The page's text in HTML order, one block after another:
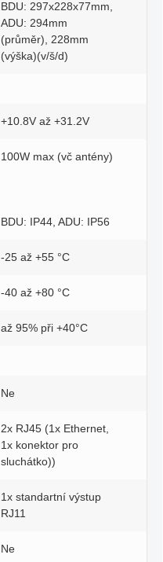
BDU: 297x228x77mm,
ADU: 294mm
(průměr), 228mm
(výška)(v/š/d)
+10.8V až +31.2V
100W max (vč antény)
BDU: IP44, ADU: IP56
-25 až +55 °C
-40 až +80 °C
až 95% při +40°C
Ne
2x RJ45 (1x Ethernet,
1x konektor pro
sluchátko))
1x standartní výstup
RJ11
Ne